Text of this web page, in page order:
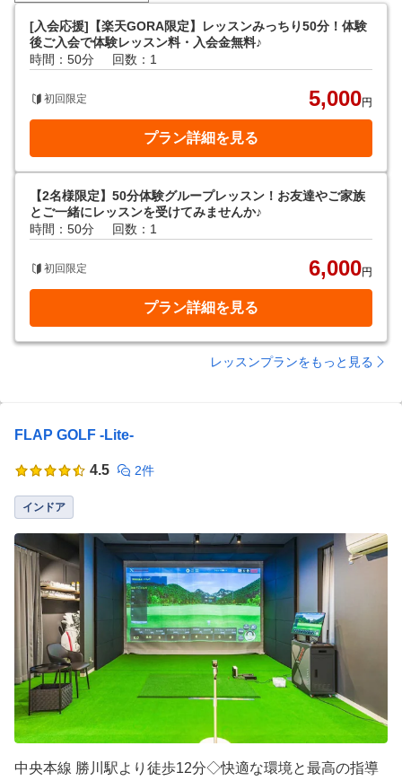
[入会応援]【楽天GORA限定】レッスンみっちり50分！体験
後ご入会で体験レッスン料・入会金無料♪
時間：50分
回数：1
初回限定 5,000円
プラン詳細を見る
【2名様限定】50分体験グループレッスン！お友達やご家族
とご一緒にレッスンを受けてみませんか♪
時間：50分
回数：1
初回限定 6,000円
プラン詳細を見る
レッスンプランをもっと見る
FLAP GOLF -Lite-
4.5 2件
インドア
中央本線 勝川駅より徒歩12分◇快適な環境と最高の指導